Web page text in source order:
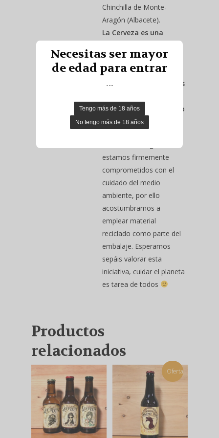
Chinchilla de Monte-
Aragón (Albacete).
La Cerveza es una
debes de ser mayor de
18 años para
comprarla. Aunque seas
con moderación, que no
eres un vikingo.
estamos firmemente
comprometidos con el
cuidado del medio
ambiente, por ello
acostumbramos a
emplear material
reciclado como parte del
embalaje. Esperamos
sepáis valorar esta
iniciativa, cuidar el planeta
es tarea de todos
Productos
relacionados
¡Oferta!
Necesitas ser mayor
de edad para entrar
---